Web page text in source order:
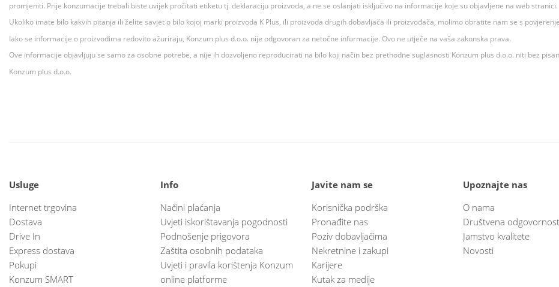
promjeniti. Prije konzumacije trebali biste uvijek pročitati etiketu tj. deklaraciju proizvoda, a ne se oslanjati isključivo na informacije koje su objavljene na web stranici.
Ukoliko imate bilo kakvih pitanja ili želite savjet o bilo kojoj marki proizvoda K Plus, ili proizvoda drugih dobavljača ili proizvođača, molimo obratite nam se s
Iako se informacije o proizvodima redovito ažuriraju, Konzum plus d.o.o. nije odgovoran za netočne informacije. Ovo ne utječe na vaša zakonska prava.
Ove informacije objavljuju se samo za osobne potrebe, a nije ih dozvoljeno reproducirati na bilo koji način bez prethodne suglasnosti Konzum plus d.o.o. niti bez
Konzum plus d.o.o.
Usluge
Internet trgovina
Dostava
Drive In
Express dostava
Pokupi
Konzum SMART
Info
Načini plaćanja
Uvjeti iskorištavanja pogodnosti
Podnošenje prigovora
Zaštita osobnih podataka
Uvjeti i pravila korištenja Konzum
online platforme
Javite nam se
Korisnička podrška
Pronađite nas
Poziv dobavljačima
Nekretnine i zakupi
Karijere
Kutak za medije
Upoznajte nas
O nama
Društvena odgovornost
Jamstvo kvalitete
Novosti